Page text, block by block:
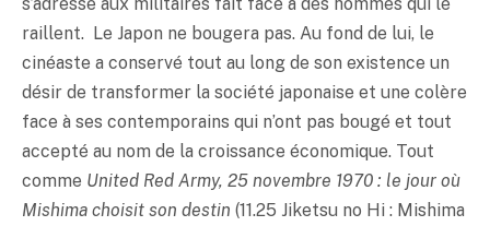
raillent. Le Japon ne bougera pas. Au fond de lui, le
cinéaste a conservé tout au long de son existence un
désir de transformer la société japonaise et une colère
face à ses contemporains qui n’ont pas bougé et tout
accepté au nom de la croissance économique. Tout
comme United Red Army, 25 novembre 1970 : le jour où
Mishima choisit son destin (11.25 Jiketsu no Hi : Mishima